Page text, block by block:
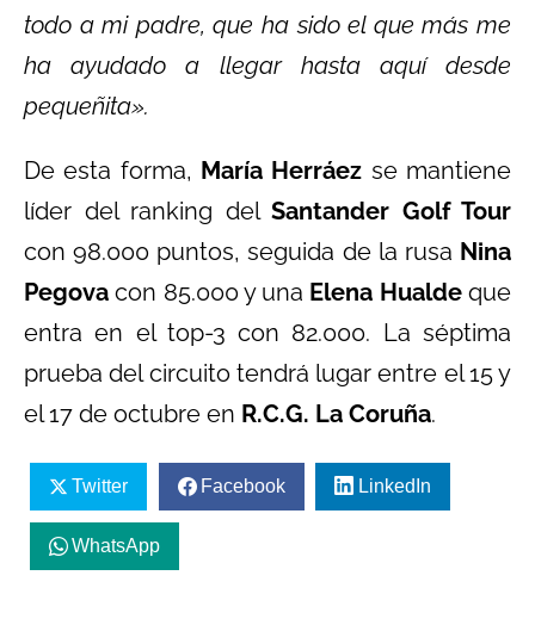
todo a mi padre, que ha sido el que más me
ha ayudado a llegar hasta aquí desde
pequeñita».
De esta forma, María Herráez se mantiene
líder del ranking del Santander Golf Tour
con 98.000 puntos, seguida de la rusa Nina
Pegova con 85.000 y una Elena Hualdeque
entra en el top-3 con 82.000. La séptima
prueba del circuito tendrá lugar entre el 15 y
el 17 de octubre en R.C.G. La Coruña.
Twitter Facebook LinkedIn
WhatsApp